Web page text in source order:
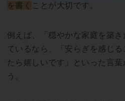
を書く ことが大切です。
例えば、「穏やかな家庭を築
ているなら、「安らぎを感じ
たら嬉しいです」といった言葉
う。